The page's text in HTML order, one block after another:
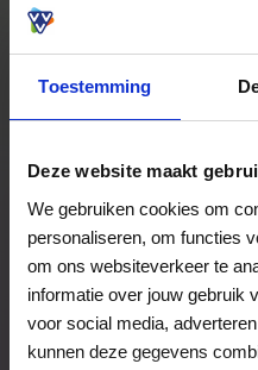
Toestemming
Deze website maakt
We gebruiken cookies om
personaliseren, om functies
om ons websiteverkeer te
informatie over jouw gebruik
voor social media,
kunnen deze gegevens
Hoelang blijft mijn
Het volledige saldo
is minimaal drie jaar